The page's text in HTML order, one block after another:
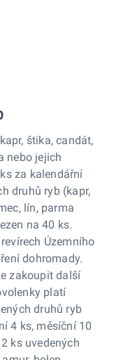
štika, candát,
nebo jejich
za kalendářní
druhů ryb (kapr,
lín, parma
na 40 ks.
Územního
dohromady.
zakoupit další
platí
druhů ryb
4 ks, měsíční 10
ks uvedených